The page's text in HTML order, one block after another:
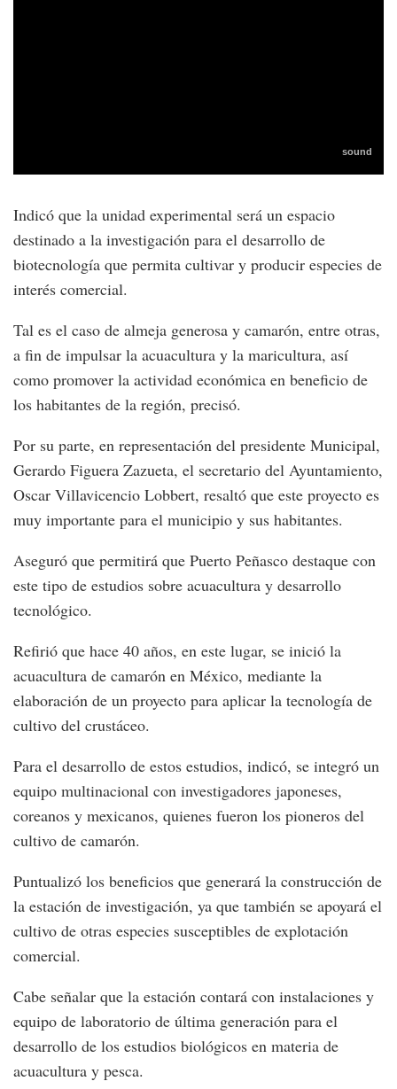
Indicó que la unidad experimental será un espacio
destinado a la investigación para el desarrollo de
biotecnología que permita cultivar y producir especies de
interés comercial.
Tal es el caso de almeja generosa y camarón, entre otras,
a fin de impulsar la acuacultura y la maricultura, así
como promover la actividad económica en beneficio de
los habitantes de la región, precisó.
Por su parte, en representación del presidente Municipal,
Gerardo Figuera Zazueta, el secretario del Ayuntamiento,
Oscar Villavicencio Lobbert, resaltó que este proyecto es
muy importante para el municipio y sus habitantes.
Aseguró que permitirá que Puerto Peñasco destaque con
este tipo de estudios sobre acuacultura y desarrollo
tecnológico.
Refirió que hace 40 años, en este lugar, se inició la
acuacultura de camarón en México, mediante la
elaboración de un proyecto para aplicar la tecnología de
cultivo del crustáceo.
Para el desarrollo de estos estudios, indicó, se integró un
equipo multinacional con investigadores japoneses,
coreanos y mexicanos, quienes fueron los pioneros del
cultivo de camarón.
Puntualizó los beneficios que generará la construcción de
la estación de investigación, ya que también se apoyará el
cultivo de otras especies susceptibles de explotación
comercial.
Cabe señalar que la estación contará con instalaciones y
equipo de laboratorio de última generación para el
desarrollo de los estudios biológicos en materia de
acuacultura y pesca.